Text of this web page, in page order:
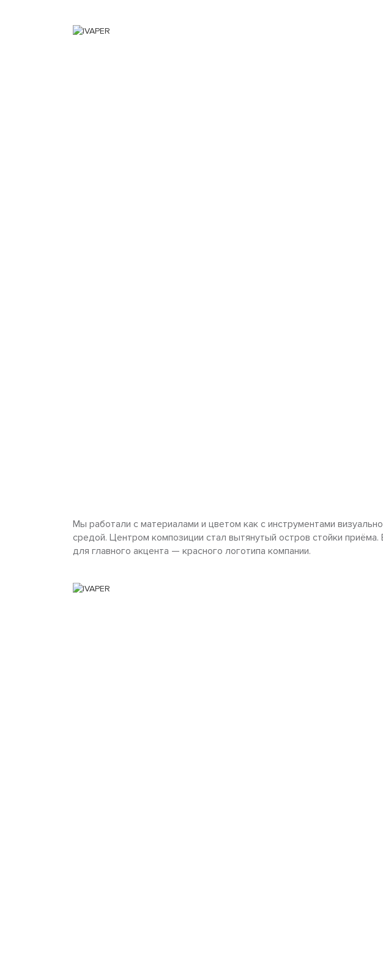
Мы работали с материалами и цветом как с инструментами
средой. Центром композиции стал вытянутый остров стойки
для главного акцента — красного логотипа компании.